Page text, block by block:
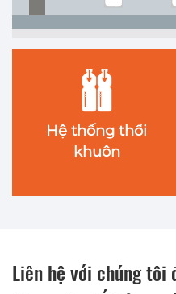
Hệ thống thổi
khuôn
Liên hệ với chúng tôi